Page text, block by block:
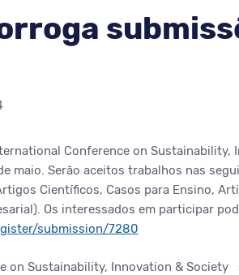
Conference on Sustainability,
maio. Serão aceitos trabalhos nas
Científicos, Casos para Ensino,
Os interessados em participar
submission/7280
on Sustainability, Innovation &